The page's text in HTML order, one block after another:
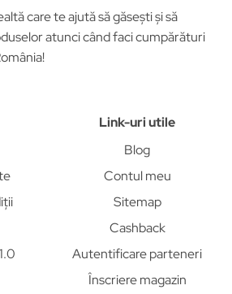
care te ajută să găsești și să
atunci când faci cumpărături
Link-uri utile
Blog
Contul meu
Sitemap
Cashback
Autentificare parteneri
Înscriere magazin